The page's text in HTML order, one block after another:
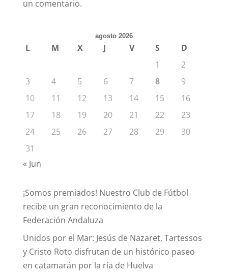
un comentario.
agosto 2026
L M X J V S
D
1
2
3
4 5 6 7 8
9
10
11 12 13 14 15
16
17
18 19 20 21 22
23
24
25 26 27 28 29
30
31
« Jun
¡Somos premiados! Nuestro Club de Fútbol
recibe un gran reconocimiento de la
Federación Andaluza
Unidos por el Mar: Jesús de Nazaret, Tartessos
y Cristo Roto disfrutan de un histórico paseo
en catamarán por la ría de Huelva